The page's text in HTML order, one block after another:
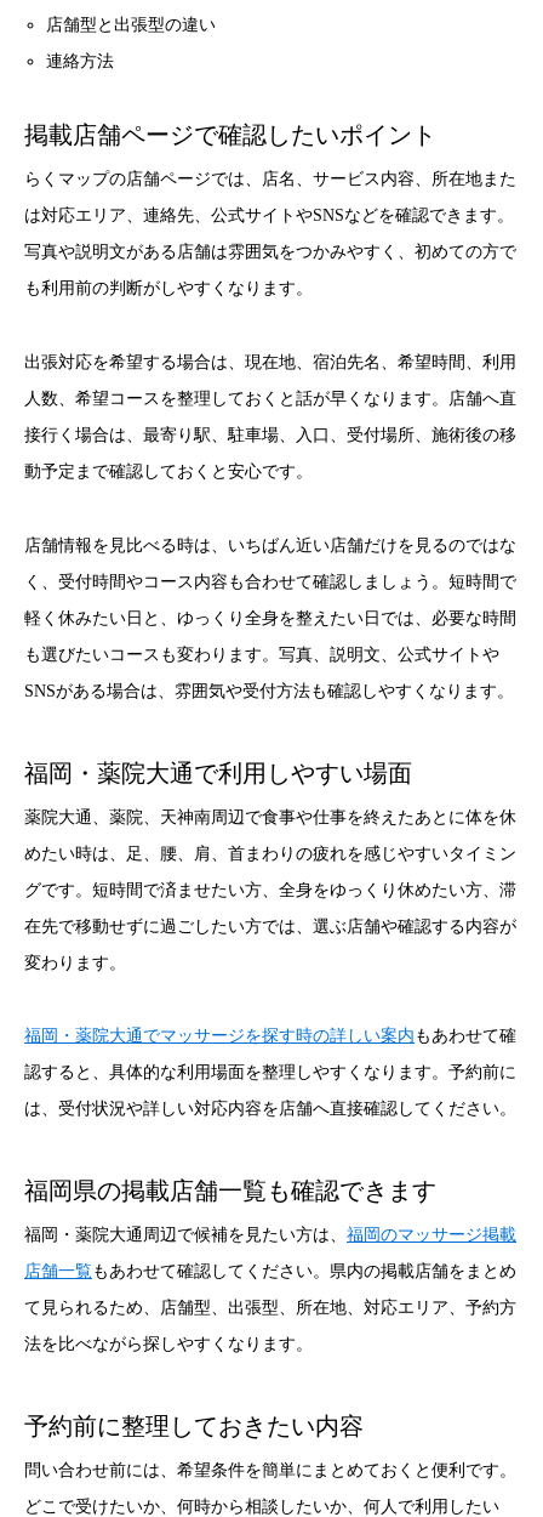
店舗型と出張型の違い
連絡方法
掲載店舗ページで確認したいポイント
らくマップの店舗ページでは、店名、サービス内容、所在地また
は対応エリア、連絡先、公式サイトやSNSなどを確認できます。
写真や説明文がある店舗は雰囲気をつかみやすく、初めての方で
も利用前の判断がしやすくなります。
出張対応を希望する場合は、現在地、宿泊先名、希望時間、利用
人数、希望コースを整理しておくと話が早くなります。店舗へ直
接行く場合は、最寄り駅、駐車場、入口、受付場所、施術後の移
動予定まで確認しておくと安心です。
店舗情報を見比べる時は、いちばん近い店舗だけを見るのではな
く、受付時間やコース内容も合わせて確認しましょう。短時間で
軽く休みたい日と、ゆっくり全身を整えたい日では、必要な時間
も選びたいコースも変わります。写真、説明文、公式サイトや
SNSがある場合は、雰囲気や受付方法も確認しやすくなります。
福岡・薬院大通で利用しやすい場面
薬院大通、薬院、天神南周辺で食事や仕事を終えたあとに体を休
めたい時は、足、腰、肩、首まわりの疲れを感じやすいタイミン
グです。短時間で済ませたい方、全身をゆっくり休めたい方、滞
在先で移動せずに過ごしたい方では、選ぶ店舗や確認する内容が
変わります。
福岡・薬院大通でマッサージを探す時の詳しい案内 もあわせて確
認すると、具体的な利用場面を整理しやすくなります。予約前に
は、受付状況や詳しい対応内容を店舗へ直接確認してください。
福岡県の掲載店舗一覧も確認できます
福岡・薬院大通周辺で候補を見たい方は、 福岡のマッサージ掲載
店舗一覧もあわせて確認してください。県内の掲載店舗をまとめ
て見られるため、店舗型、出張型、所在地、対応エリア、予約方
法を比べながら探しやすくなります。
予約前に整理しておきたい内容
問い合わせ前には、希望条件を簡単にまとめておくと便利です。
どこで受けたいか、何時から相談したいか、何人で利用したい